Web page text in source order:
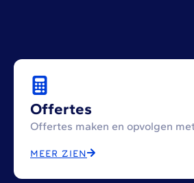
Offertes
Offertes maken en opvolgen
MEER ZIEN